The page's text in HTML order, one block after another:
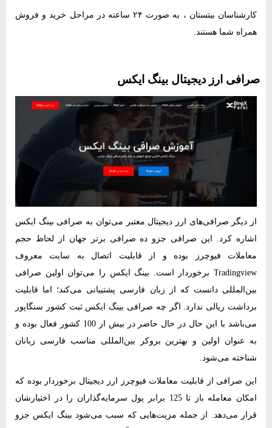
کارشناسان بیتستان ، به صورت ۲۴ ساعته در مراحل خرید و فروش
همراه شما هستند.
صرافی ارز دیجیتال بینگ ایکس
از دیگر صرافی‌های ارز دیجیتال معتبر می‌توان به صرافی بینگ ایکس
اشاره کرد. این صرافی جزو ده صرافی برتر جهان از لحاظ حجم
معاملات فیوچرز بوده و از قابلیت اتصال به سایت معروف
Tradingview برخوردار است. بینگ ایکس را می‌توان اولین صرافی
بین‌المللی دانست که از زبان فارسی پشتیبانی می‌کند؛ اما قابلیت
برداشت ریالی ندارد. اگر چه صرافی بینگ ایکس ثبت کشور سنگاپور
می‌باشد با این حال در حال حاضر در بیش از 100 کشور فعال بوده و
به عنوان اولین و بهترین بروکر بین‌المللی مناسب فارسی زبانان
شناخته می‌شود.
این صرافی از قابلیت معاملات فیوچرز ارز دیجیتال برخوردار بوده که
امکان معامله‌ باز تا 125 برابر پول سرمایه‌گذاران را در اختیارشان
قرار می‌دهد. از جمله مزیت‌هایی که سبب می‌شود بینگ ایکس جزو